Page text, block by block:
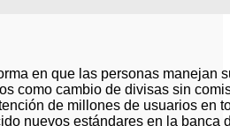
en que las personas manejan
como cambio de divisas sin
de millones de usuarios en
nuevos estándares en la banca